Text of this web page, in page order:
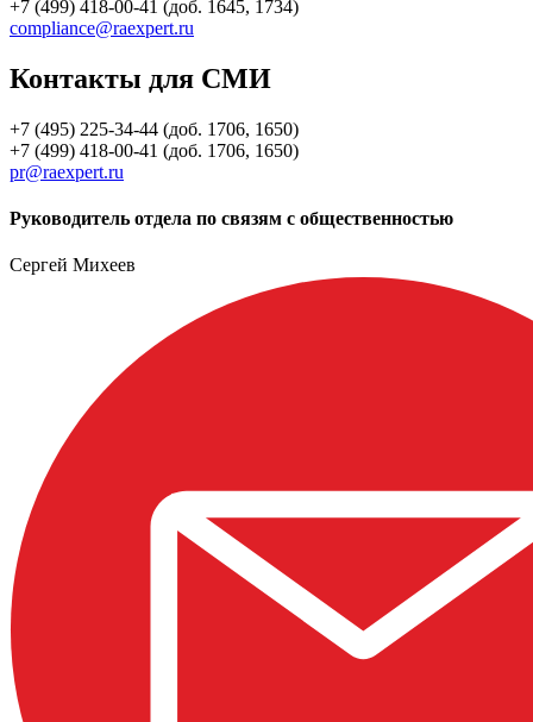
+7 (499) 418-00-41 (доб. 1645, 1734)
compliance@raexpert.ru
Контакты для СМИ
+7 (495) 225-34-44 (доб. 1706, 1650)
+7 (499) 418-00-41 (доб. 1706, 1650)
pr@raexpert.ru
Руководитель отдела по связям с общественностью
Сергей Михеев